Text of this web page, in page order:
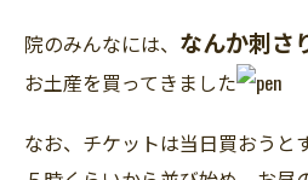
院のみんなには、 なんか刺さ
お土産を買ってきました
なお、チケットは当日買おうと